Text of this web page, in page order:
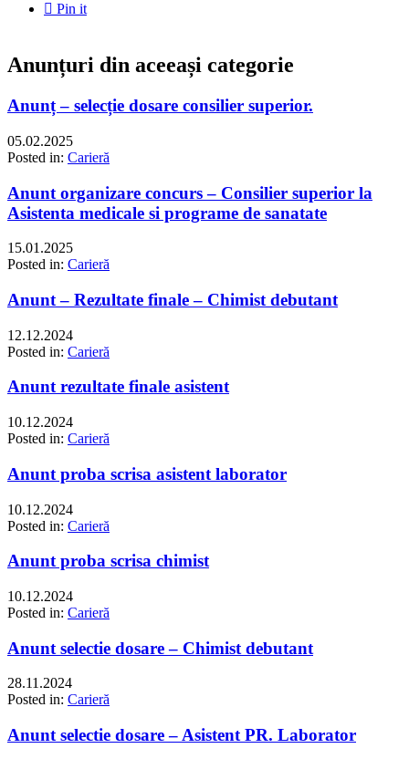
 Pin it
Anunțuri din aceeași categorie
Anunț – selecție dosare consilier superior.
05.02.2025
Posted in: Carieră
Anunt organizare concurs – Consilier superior la
Asistenta medicale si programe de sanatate
15.01.2025
Posted in: Carieră
Anunt – Rezultate finale – Chimist debutant
12.12.2024
Posted in: Carieră
Anunt rezultate finale asistent
10.12.2024
Posted in: Carieră
Anunt proba scrisa asistent laborator
10.12.2024
Posted in: Carieră
Anunt proba scrisa chimist
10.12.2024
Posted in: Carieră
Anunt selectie dosare – Chimist debutant
28.11.2024
Posted in: Carieră
Anunt selectie dosare – Asistent PR. Laborator